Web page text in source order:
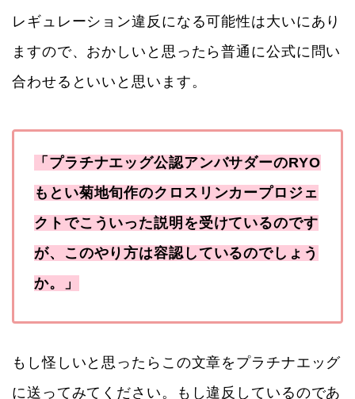
レギュレーション違反になる可能性は大いにあり
ますので、おかしいと思ったら普通に公式に問い
合わせるといいと思います。
「プラチナエッグ公認アンバサダーのRYO
もとい菊地旬作のクロスリンカープロジェ
クトでこういった説明を受けているのです
が、このやり方は容認しているのでしょう
か。」
もし怪しいと思ったらこの文章をプラチナエッグ
に送ってみてください。もし違反しているのであ